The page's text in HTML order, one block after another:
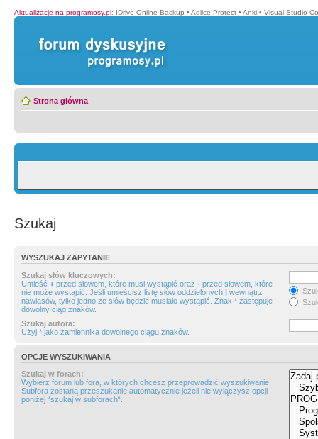
Aktualizacje na programosy.pl: IDrive Online Backup • Adlice Protect • Anki • Visual Studio
Strona główna
Szukaj
WYSZUKAJ ZAPYTANIE
Szukaj słów kluczowych:
Umieść + przed słowem, które musi wystąpić oraz - przed słowem, które
nie może wystąpić. Jeśli umieścisz listę słów oddzielonych | wewnątrz
nawiasów, tylko jedno ze słów będzie musiało wystąpić. Znak * zastępuje
dowolny ciąg znaków.
Szukaj autora:
Użyj * jako zamiennika dowolnego ciągu znaków.
OPCJE WYSZUKIWANIA
Szukaj w forach:
Wybierz forum lub fora, w których chcesz przeprowadzić wyszukiwanie.
Subfora zostaną przeszukanie automatycznie jeżeli nie wyłączysz opcji
poniżej “szukaj w subforach“.